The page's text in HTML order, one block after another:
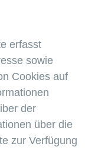
erfasst
sowie
Cookies auf
der
über die
zur Verfügung